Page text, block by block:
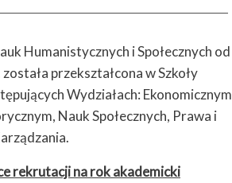
Humanistycznych i Społecznych
przekształcona w Szkoły
Wydziałach:
Nauk Społecznych, Prawa i
rekrutacji na rok akademicki